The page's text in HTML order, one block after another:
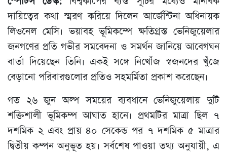
দায়িত্বের কথা স্মরণ করিয়ে দিলেন আর্জেন্টিনা অধিনায়ক
লিওনেল মেসি। ভয়াবহ ভূমিকম্পে ক্ষতিগ্রস্ত ভেনিজুয়েলার
জনগণের প্রতি গভীর সমবেদনা ও সমর্থন জানিয়ে আবেগঘন
বার্তা দিয়েছেন তিনি। একই সঙ্গে নিখোঁজ স্বজনদের খুঁজে
বেড়ানো পরিবারগুলোর প্রতিও সহমর্মিতা প্রকাশ করেছেন।
গত ২৬ জুন অল্প সময়ের ব্যবধানে ভেনিজুয়েলায় দুটি
শক্তিশালী ভূমিকম্প আঘাত হানে। প্রথমটির মাত্রা ছিল ৭
দশমিক ২ এবং প্রায় ৪০ সেকেন্ড পর ৭ দশমিক ৫ মাত্রার
দ্বিতীয় কম্পন অনুভূত হয়। সর্বশেষ পাওয়া তথ্য অনুযায়ী, এ